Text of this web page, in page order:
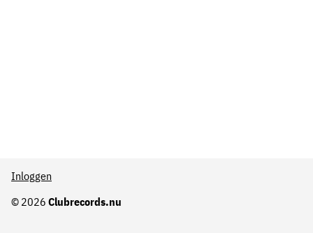
© 2026 Clubrecords.nu
Inloggen